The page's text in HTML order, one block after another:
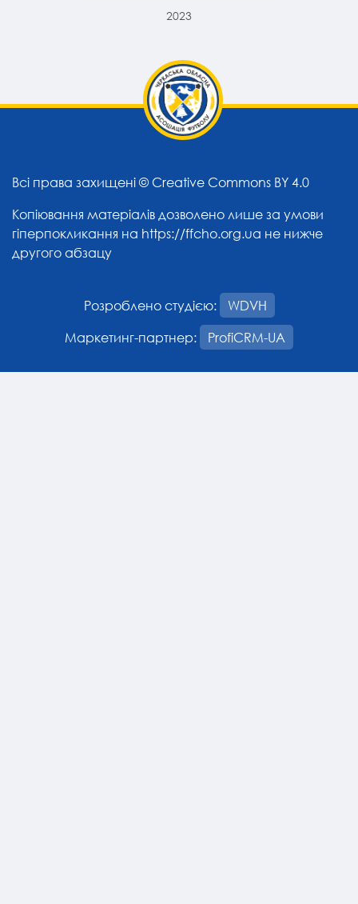
2023
Всі права захищені © Creative Commons BY 4.0
Копіювання матеріалів дозволено лише за умови
гіперпокликання на https://ffcho.org.ua не нижче
другого абзацу
Розроблено студією:
WDVH
Маркетинг-партнер:
ProfiCRM-UA